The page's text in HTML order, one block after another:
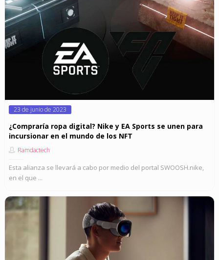
Posted
23 de junio de 2023
¿Compraría ropa digital? Nike y EA Sports se unen para
incursionar en el mundo de los NFT
Ramdactech
Esta alianza se llevará a cabo por medio del portal SWOOSH.nike,
en el que ...